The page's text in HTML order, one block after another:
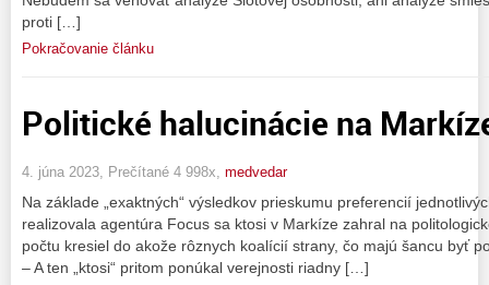
proti […]
Pokračovanie článku
Politické halucinácie na
4. júna 2023, Prečítané 4 998x, medvedar
Na základe „exaktných“ výsledkov prieskumu preferencií
realizovala agentúra Focus sa ktosi v Markíze zahral na
počtu kresiel do akože rôznych koalícií strany, čo majú šancu byť
– A ten „ktosi“ pritom ponúkal verejnosti riadny […]